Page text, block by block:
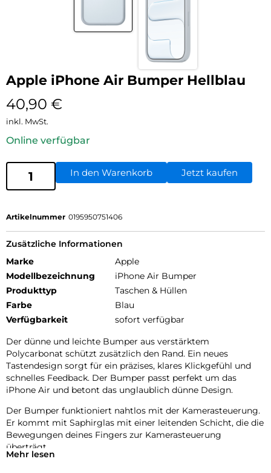
Apple iPhone Air Bumper Hellblau
40,90 €
inkl. MwSt.
Online verfügbar
In den Warenkorb Jetzt kaufen
Artikelnummer 0195950751406
Zusätzliche Informationen
Marke
Apple
Modellbezeichnung
iPhone Air Bumper
Produkttyp
Taschen & Hüllen
Farbe
Blau
Verfügbarkeit
sofort verfügbar
Der dünne und leichte Bumper aus verstärktem
Polycarbonat schützt zusätzlich den Rand. Ein neues
Tastendesign sorgt für ein präzises, klares Klickgefühl und
schnelles Feedback. Der Bumper passt perfekt um das
iPhone Air und betont das unglaublich dünne Design.
Der Bumper funktioniert nahtlos mit der Kamerasteuerung.
Er kommt mit Saphirglas mit einer leitenden Schicht, die die
Bewegungen deines Fingers zur Kamerasteuerung
überträgt.
Mehr lesen